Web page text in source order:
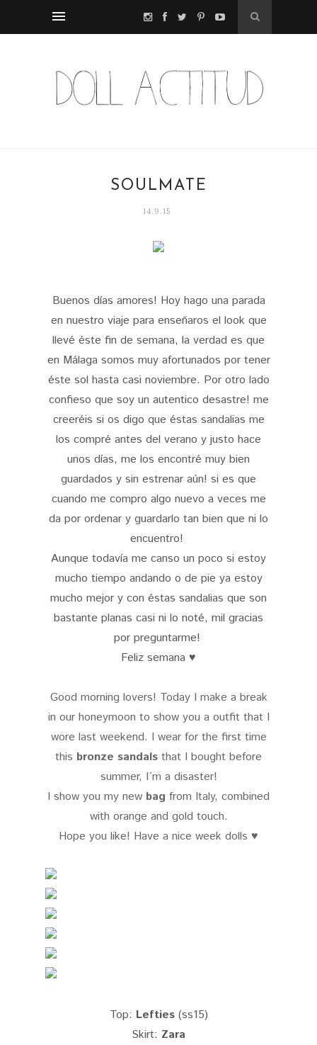
SOULMATE
14.9.15
Buenos días amores! Hoy hago una parada
en nuestro viaje para enseñaros el look que
llevé éste fin de semana, la verdad es que
en Málaga somos muy afortunados por tener
éste sol hasta casi noviembre. Por otro lado
confieso que soy un autentico desastre! me
creeréis si os digo que éstas sandalias me
los compré antes del verano y justo hace
unos días, me los encontré muy bien
guardados y sin estrenar aún! si es que
cuando me compro algo nuevo a veces me
da por ordenar y guardarlo tan bien que ni lo
encuentro!
Aunque todavía me canso un poco si estoy
mucho tiempo andando o de pie ya estoy
mucho mejor y con éstas sandalias que son
bastante planas casi ni lo noté, mil gracias
por preguntarme!
Feliz semana ♥
Good morning lovers! Today I make a break
in our honeymoon to show you a outfit that I
wore last weekend. I wear for the first time
this bronze sandals that I bought before
summer, I´m a disaster!
I show you my new bag from Italy, combined
with orange and gold touch.
Hope you like! Have a nice week dolls ♥
Top: Lefties(ss15)
Skirt: Zara